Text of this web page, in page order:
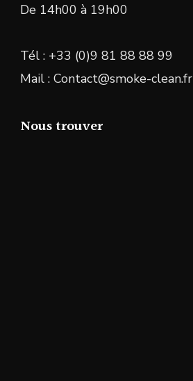
De 14h00 à 19h00
Tél : +33 (0)9 81 88 88 99
Mail : Contact@smoke-clean.fr
Nous trouver